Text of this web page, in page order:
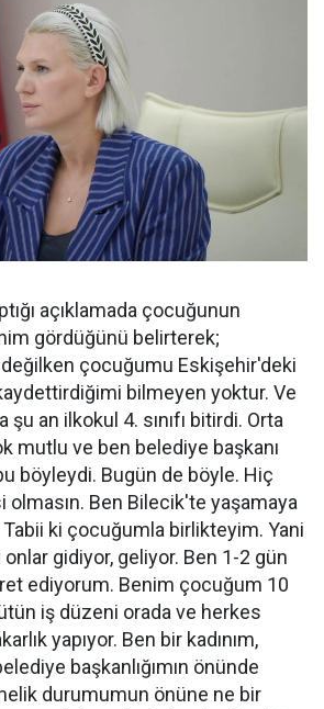
açıklamada çocuğunun
gördüğünü belirterek;
çocuğumu Eskişehir'deki
bilmeyen yoktur. Ve
an ilkokul 4. sınıfı bitirdi. Orta
mutlu ve ben belediye başkanı
böyleydi. Bugün de böyle. Hiç
Ben Bilecik'te yaşamaya
ki çocuğumla birlikteyim. Yani
gidiyor, geliyor. Ben 1-2 gün
ediyorum. Benim çocuğum 10
iş düzeni orada ve herkes
yapıyor. Ben bir kadınım,
başkanlığımın önünde
durumumun önüne ne bir